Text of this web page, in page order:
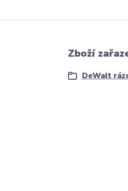
Zboží
DeWalt